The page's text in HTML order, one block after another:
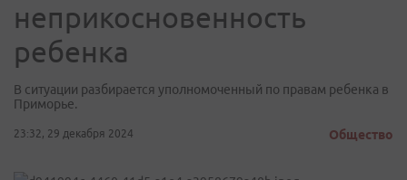
неприкосновенность
ребенка
В ситуации разбирается уполномоченный по правам ребенка в
Приморье.
23:32, 29 декабря 2024 Общество